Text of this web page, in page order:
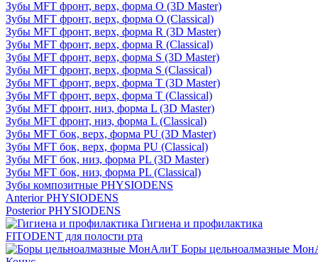
Зубы MFT фронт, верх, форма O (3D Master)
Зубы MFT фронт, верх, форма O (Classical)
Зубы MFT фронт, верх, форма R (3D Master)
Зубы MFT фронт, верх, форма R (Classical)
Зубы MFT фронт, верх, форма S (3D Master)
Зубы MFT фронт, верх, форма S (Classical)
Зубы MFT фронт, верх, форма T (3D Master)
Зубы MFT фронт, верх, форма T (Classical)
Зубы MFT фронт, низ, форма L (3D Master)
Зубы MFT фронт, низ, форма L (Classical)
Зубы MFT бок, верх, форма PU (3D Master)
Зубы MFT бок, верх, форма PU (Classical)
Зубы MFT бок, низ, форма PL (3D Master)
Зубы MFT бок, низ, форма PL (Classical)
Зубы композитные PHYSIODENS
Anterior PHYSIODENS
Posterior PHYSIODENS
Гигиена и профилактика
FITODENT для полости рта
Боры цельноалмазные